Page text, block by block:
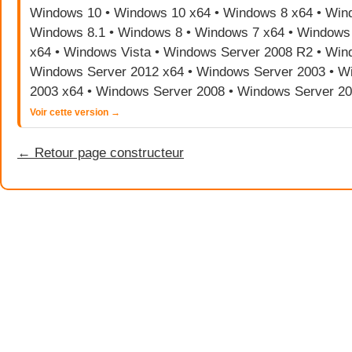
Windows 10 • Windows 10 x64 • Windows 8 x64 •
Windows 8.1 • Windows 8 • Windows 7 x64 •
x64 • Windows Vista • Windows Server 2008 R2 •
Windows Server 2012 x64 • Windows Server 2003 •
2003 x64 • Windows Server 2008 • Windows Server
Voir cette version →
← Retour page constructeur